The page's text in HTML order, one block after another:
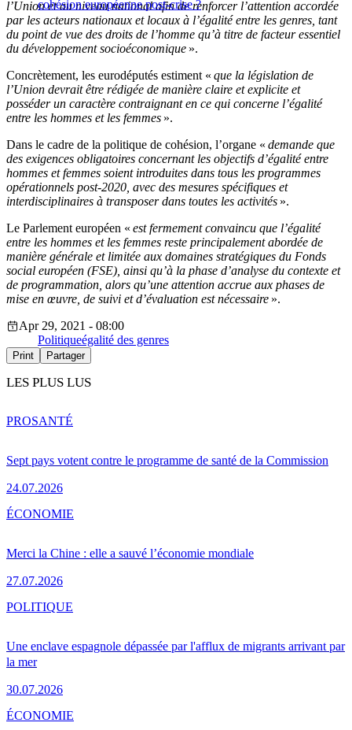
cohésion européenne post-crise ?
l’Union et au niveau national afin de renforcer l’attention accordée
par les acteurs nationaux et locaux à l’égalité entre les genres, tant
du point de vue des droits de l’homme qu’à titre de facteur essentiel
du développement socioéconomique ».
Concrètement, les eurodéputés estiment « que la législation de
l’Union devrait être rédigée de manière claire et explicite et
posséder un caractère contraignant en ce qui concerne l’égalité
entre les hommes et les femmes ».
Dans le cadre de la politique de cohésion, l’organe « demande que
des exigences obligatoires concernant les objectifs d’égalité entre
hommes et femmes soient introduites dans tous les programmes
opérationnels post-2020, avec des mesures spécifiques et
interdisciplinaires à transposer dans toutes les activités ».
Le Parlement européen « est fermement convaincu que l’égalité
entre les hommes et les femmes reste principalement abordée de
manière générale et limitée aux domaines stratégiques du Fonds
social européen (FSE), ainsi qu’à la phase d’analyse du contexte et
de programmation, alors qu’une attention accrue aux phases de
mise en œuvre, de suivi et d’évaluation est nécessaire ».
Apr 29, 2021 - 08:00
Politiqueégalité des genres
Print Partager
LES PLUS LUS
Sept pays votent contre le programme de santé de la Commission
24.07.2026
PROSANTÉ
Merci la Chine : elle a sauvé l’économie mondiale
27.07.2026
ÉCONOMIE
Une enclave espagnole dépassée par l'afflux de migrants arrivant par
la mer
30.07.2026
POLITIQUE
ÉCONOMIE